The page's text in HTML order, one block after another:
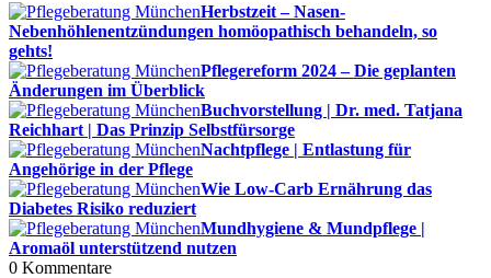
Herbstzeit – Nasen-
Nebenhöhlenentzündungen homöopathisch behandeln, so
gehts!
Pflegereform 2024 – Die geplanten
Änderungen im Überblick
Buchvorstellung | Dr. med. Tatjana
Reichhart | Das Prinzip Selbstfürsorge
Nachtpflege | Entlastung für
Angehörige in der Pflege
Wie Low-Carb Ernährung das
Diabetes Risiko reduziert
Mundhygiene & Mundpflege |
Aromaöl unterstützend nutzen
0 Kommentare